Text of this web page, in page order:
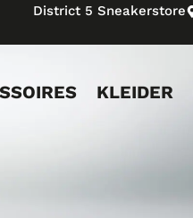
District 5 Sneakerstore
KLEIDER